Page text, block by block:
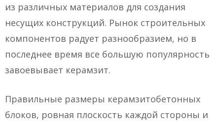
из различных материалов для создания
несущих конструкций. Рынок строительных
компонентов радует разнообразием, но в
последнее время все большую популярность
завоевывает керамзит.
Правильные размеры керамзитобетонных
блоков, ровная плоскость каждой стороны и